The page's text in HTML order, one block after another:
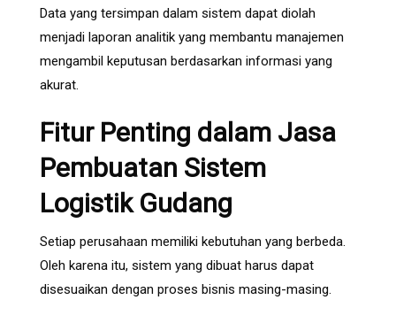
Data yang tersimpan dalam sistem dapat diolah
menjadi laporan analitik yang membantu manajemen
mengambil keputusan berdasarkan informasi yang
akurat.
Fitur Penting dalam Jasa
Pembuatan Sistem
Logistik Gudang
Setiap perusahaan memiliki kebutuhan yang berbeda.
Oleh karena itu, sistem yang dibuat harus dapat
disesuaikan dengan proses bisnis masing-masing.